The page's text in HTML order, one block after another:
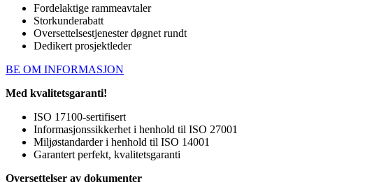
Fordelaktige rammeavtaler
Storkunderabatt
Oversettelsestjenester døgnet rundt
Dedikert prosjektleder
BE OM INFORMASJON
Med kvalitetsgaranti!
ISO 17100-sertifisert
Informasjonssikkerhet i henhold til ISO 27001
Miljøstandarder i henhold til ISO 14001
Garantert perfekt, kvalitetsgaranti
Oversettelser av dokumenter